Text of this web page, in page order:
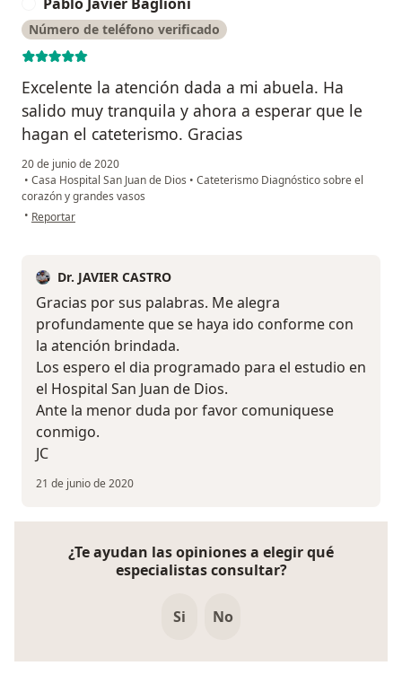
Número de teléfono verificado
Excelente la atención dada a mi abuela. Ha
salido muy tranquila y ahora a esperar que le
hagan el cateterismo. Gracias
20 de junio de 2020
• Casa Hospital San Juan de Dios • Cateterismo Diagnóstico sobre el
corazón y grandes vasos
• en opinión del usuario Pablo Javier Baglioni
Reportar
Dr. JAVIER CASTRO
Gracias por sus palabras. Me alegra
profundamente que se haya ido conforme con
la atención brindada.
Los espero el dia programado para el estudio en
el Hospital San Juan de Dios.
Ante la menor duda por favor comuniquese
conmigo.
JC
21 de junio de 2020
¿Te ayudan las opiniones a elegir qué
especialistas consultar?
Si No